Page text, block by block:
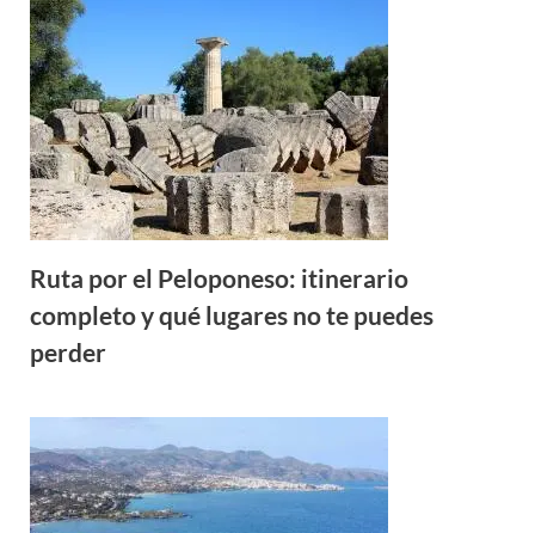
Ruta por el Peloponeso: itinerario
completo y qué lugares no te puedes
perder